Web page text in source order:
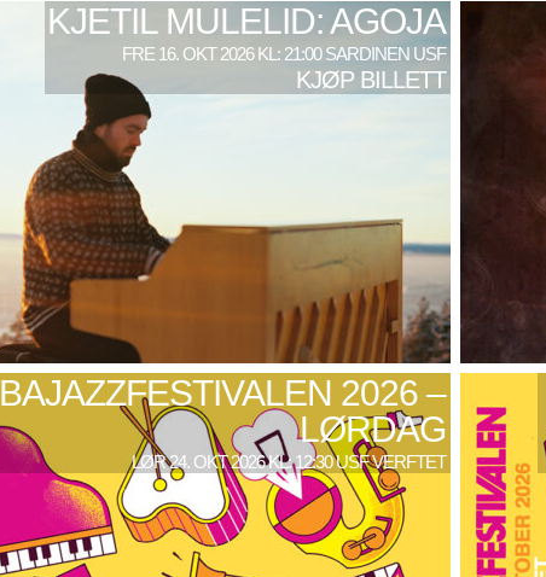
KJETIL MULELID: AGOJA
FRE 16. OKT 2026 KL: 21:00 SARDINEN USF
KJØP BILLETT
BAJAZZFESTIVALEN 2026 –
LØRDAG
LØR 24. OKT 2026 KL: 12:30 USF VERFTET